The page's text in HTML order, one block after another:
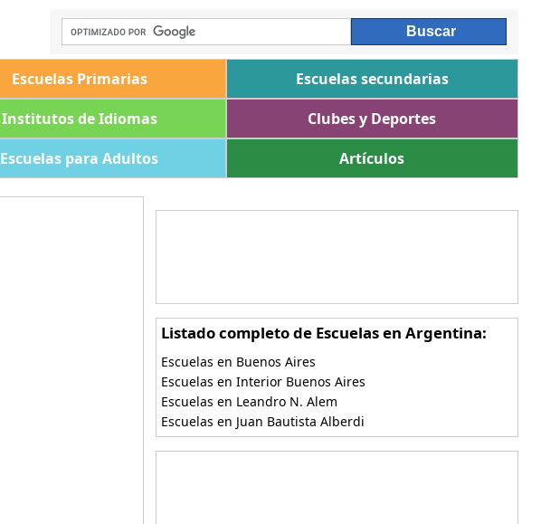
Escuelas Primarias
Escuelas secundarias
Institutos de Idiomas
Clubes y Deportes
Escuelas para Adultos Artículos
Listado completo de Escuelas en Argentina:
Escuelas en Buenos Aires
Escuelas en Interior Buenos Aires
Escuelas en Leandro N. Alem
Escuelas en Juan Bautista Alberdi